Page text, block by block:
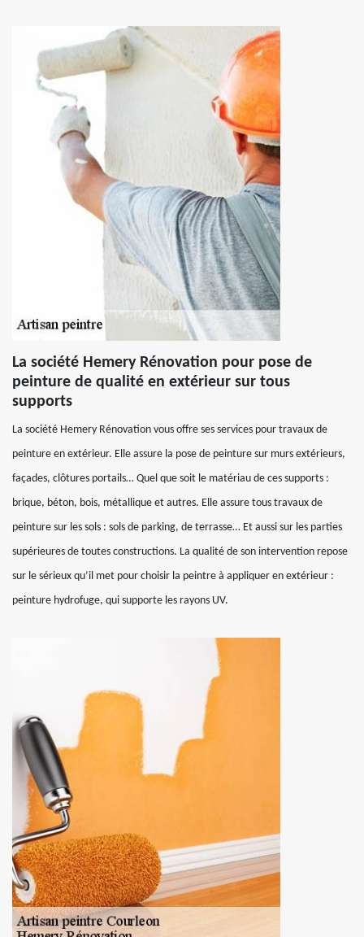
La société Hemery Rénovation pour pose de
peinture de qualité en extérieur sur tous
supports
La société Hemery Rénovation vous offre ses services pour travaux de
peinture en extérieur. Elle assure la pose de peinture sur murs extérieurs,
façades, clôtures portails… Quel que soit le matériau de ces supports :
brique, béton, bois, métallique et autres. Elle assure tous travaux de
peinture sur les sols : sols de parking, de terrasse… Et aussi sur les parties
supérieures de toutes constructions. La qualité de son intervention repose
sur le sérieux qu’il met pour choisir la peintre à appliquer en extérieur :
peinture hydrofuge, qui supporte les rayons UV.